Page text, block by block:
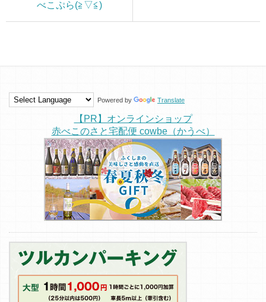
べこぷら(≧▽≦)
Powered by Translate
【PR】オンラインショップ
赤べこのさと宅配便 cowbe（かうべ）